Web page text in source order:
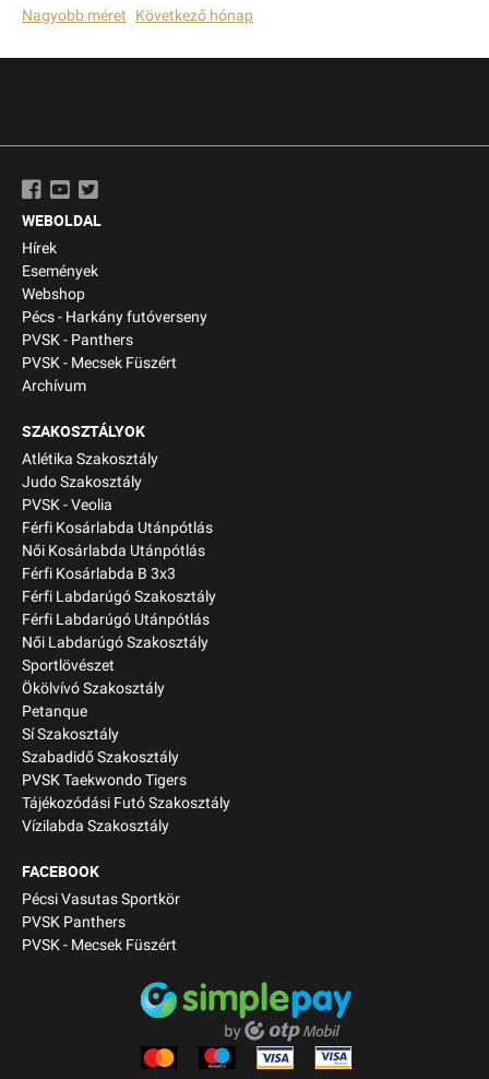
Nagyobb méret Következő hónap
WEBOLDAL
Hírek
Események
Webshop
Pécs - Harkány futóverseny
PVSK - Panthers
PVSK - Mecsek Füszért
Archívum
SZAKOSZTÁLYOK
Atlétika Szakosztály
Judo Szakosztály
PVSK - Veolia
Férfi Kosárlabda Utánpótlás
Női Kosárlabda Utánpótlás
Férfi Kosárlabda B 3x3
Férfi Labdarúgó Szakosztály
Férfi Labdarúgó Utánpótlás
Női Labdarúgó Szakosztály
Sportlövészet
Ökölvívó Szakosztály
Petanque
Sí Szakosztály
Szabadidő Szakosztály
PVSK Taekwondo Tigers
Tájékozódási Futó Szakosztály
Vízilabda Szakosztály
FACEBOOK
Pécsi Vasutas Sportkör
PVSK Panthers
PVSK - Mecsek Füszért